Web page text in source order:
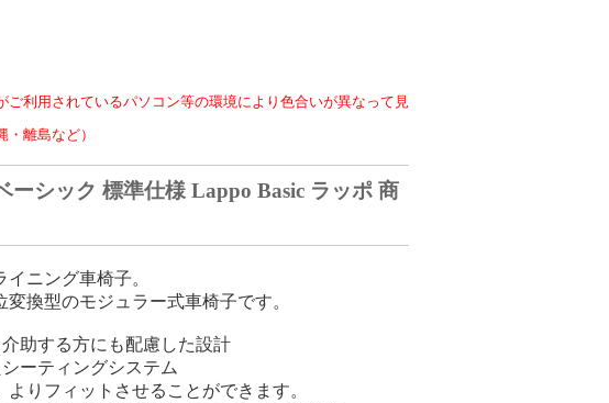
利用されているパソコン等の環境により色合いが異なって見
離島など）
シック 標準仕様 Lappo Basic ラッポ 商
ニング車椅子。
換型のモジュラー式車椅子です。
助する方にも配慮した設計
ーティングシステム
りフィットさせることができます。